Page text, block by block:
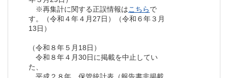
※再集計に関する正誤情報はこちらで
す。（令和４年４月27日）（令和６年３月
13日）
（令和８年５月18日）
令和８年４月30日に掲載を中止してい
た、